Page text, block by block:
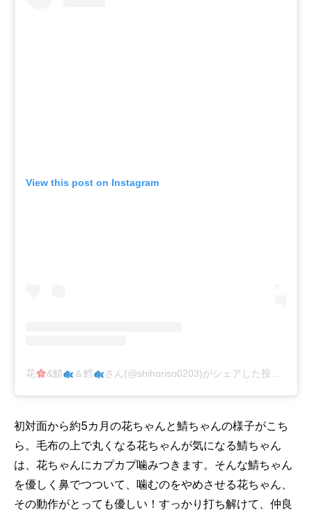
View this post on Instagram
花 &鯖 ＆鱈 さん(@shihoriso0203)がシェアした投稿
初対面から約5カ月の花ちゃんと鯖ちゃんの様子がこち
ら。毛布の上で丸くなる花ちゃんが気になる鯖ちゃん
は、花ちゃんにカプカプ噛みつきます。そんな鯖ちゃん
を優しく鼻でつついて、噛むのをやめさせる花ちゃん、
その動作がとっても優しい！すっかり打ち解けて、仲良